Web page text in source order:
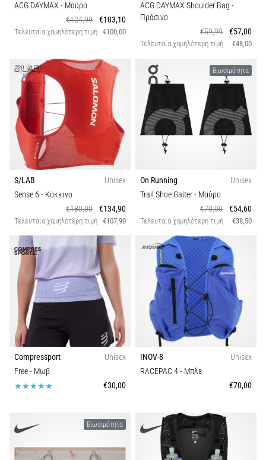
ACG DAYMAX - Μαύρο
€124,99
€103,10
Τελευταία χαμηλότερη τιμή €100,00
ACG DAYMAX Shoulder Bag -
Πράσινο
€59,99
€57,00
Τελευταία χαμηλότερη τιμή €48,00
S/LAB
Unisex
Sense 6 - Κόκκινο
€180,00
€134,90
Τελευταία χαμηλότερη τιμή €107,90
Βιωσιμότητα
On Running
Unisex
Trail Shoe Gaiter- Μαύρο
€70,00
€54,60
Τελευταία χαμηλότερη τιμή €38,50
Compressport
Unisex
Free- Μωβ
€30,00
INOV-8
Unisex
RACEPAC 4- Μπλε
€70,00
Βιωσιμότητα